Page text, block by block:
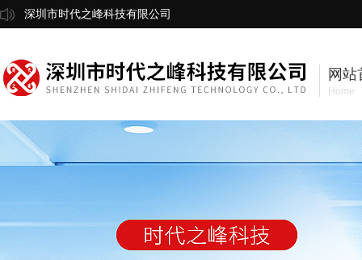
深圳市时代之峰科技有限公司
网站
Home